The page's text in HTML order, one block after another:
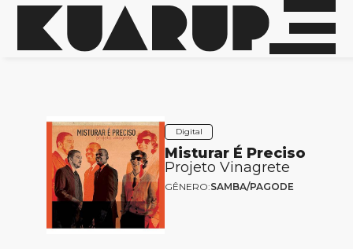
Digital
Misturar É Preciso
Projeto Vinagrete
GÊNERO:SAMBA/PAGODE